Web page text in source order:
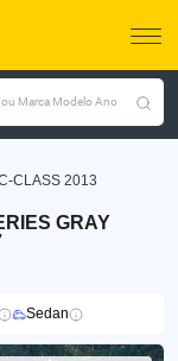
Marca Modelo Ano
CLASS 2013
GRAY
Sedan